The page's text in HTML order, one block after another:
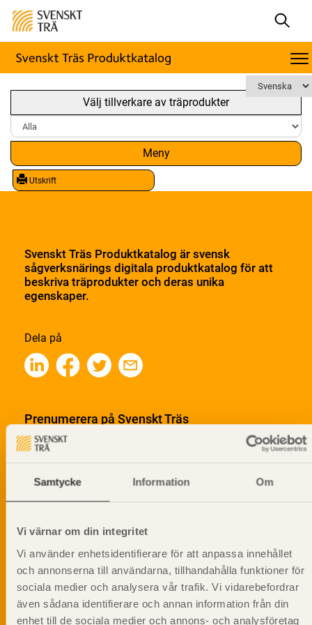
Samtycke Information Om
Vi värnar om din integritet
Vi använder enhetsidentifierare för att anpassa innehållet
och annonserna till användarna, tillhandahålla funktioner för
sociala medier och analysera vår trafik. Vi vidarebefordrar
även sådana identifierare och annan information från din
enhet till de sociala medier och annons- och analysföretag
Välj tillverkare av träprodukter
Meny
Utskrift
Svenskt Träs Produktkatalog är svensk
sågverksnärings digitala produktkatalog för att
beskriva träprodukter och deras unika
egenskaper.
Dela på
Prenumerera på Svenskt Träs
informationsutskick!